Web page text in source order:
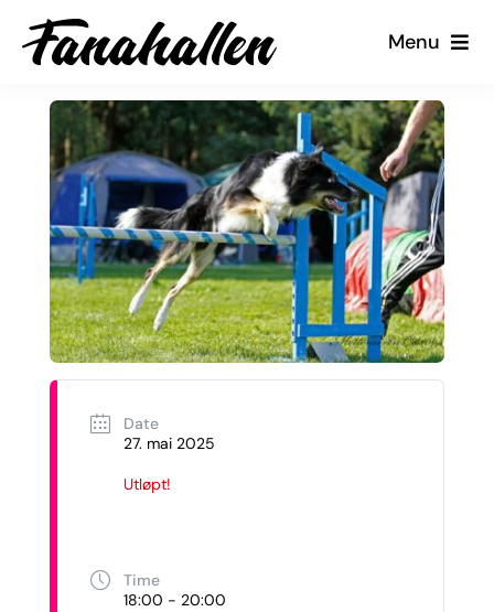
Skip
Menu
Tjenester
Arrangementer
Kalender
Kontakt oss
Min Side
Date
27. mai 2025
Utløpt!
Time
18:00 - 20:00